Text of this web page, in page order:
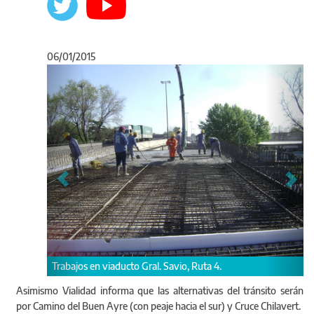
06/01/2015
en viaducto Gral. Savio, Ruta 4.
Asimismo Vialidad informa que las alternativas del tránsito serán
por Camino del Buen Ayre (con peaje hacia el sur) y Cruce Chilavert.